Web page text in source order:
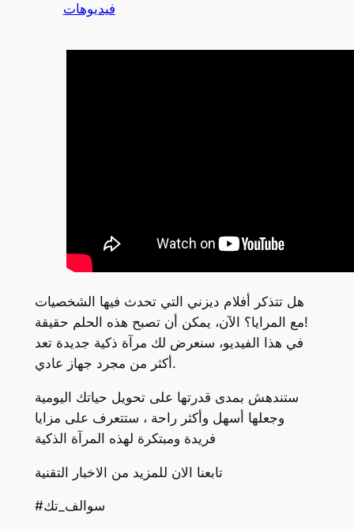
فيديوهات
هل تتذكر أفلام ديزني التي تحدث فيها الشخصيات
مع المرايا؟ الآن، يمكن أن تصبح هذه الحلم حقيقة!
في هذا الفيديو، سنعرض لك مرآة ذكية جديدة تعد
أكثر من مجرد جهاز عادي.
ستندهش بمدى قدرتها على تحويل حياتك اليومية
وجعلها أسهل وأكثر راحة ، ستتعرف على مزايا
فريدة ومبتكرة لهذه المرآة الذكية
تابعنا الان للمزيد من الاخبار التقنية
#سوالف_تك